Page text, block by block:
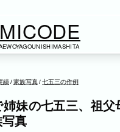
影
より、ご希望の撮影カテ
ます。
績 家族写真 七五三の作例
姉妹の七五三、祖父
真